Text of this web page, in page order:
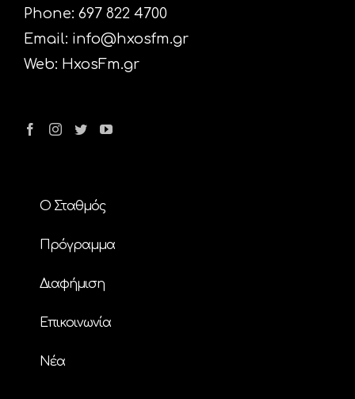
Phone: 697 822 4700
Email: info@hxosfm.gr
Web: HxosFm.gr
Ο Σταθμός
Πρόγραμμα
Διαφήμιση
Επικοινωνία
Nέα